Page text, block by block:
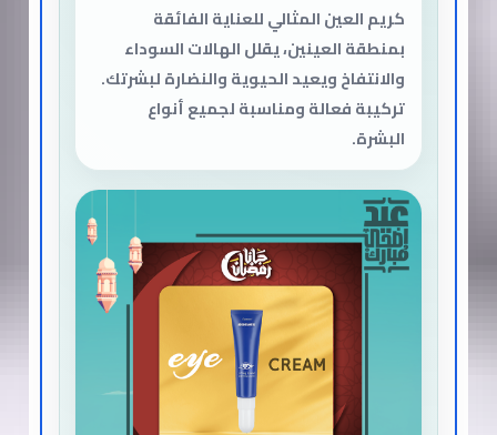
كريم العين المثالي للعناية الفائقة
بمنطقة العينين، يقلل الهالات السوداء
والانتفاخ ويعيد الحيوية والنضارة لبشرتك.
تركيبة فعالة ومناسبة لجميع أنواع
البشرة.